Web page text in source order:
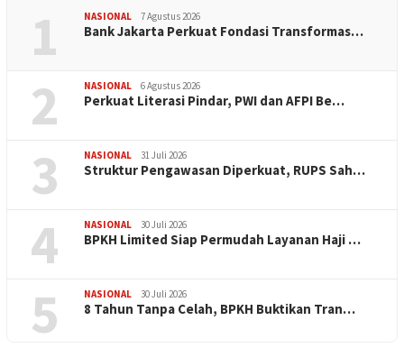
1 NASIONAL 7 Agustus 2026
Bank Jakarta Perkuat Fondasi Transformas…
2 NASIONAL 6 Agustus 2026
Perkuat Literasi Pindar, PWI dan AFPI Be…
3 NASIONAL 31 Juli 2026
​Struktur Pengawasan Diperkuat, RUPS Sah…
4 NASIONAL 30 Juli 2026
BPKH Limited Siap Permudah Layanan Haji …
5 NASIONAL 30 Juli 2026
​8 Tahun Tanpa Celah, BPKH Buktikan Tran…